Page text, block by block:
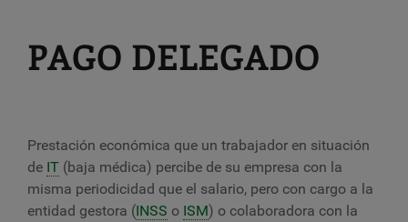
PAGO DELEGADO
Prestación económica que un trabajador en situación
de IT (baja médica) percibe de su empresa con la
misma periodicidad que el salario, pero con cargo a la
entidad gestora (INSS o ISM) o colaboradora con la